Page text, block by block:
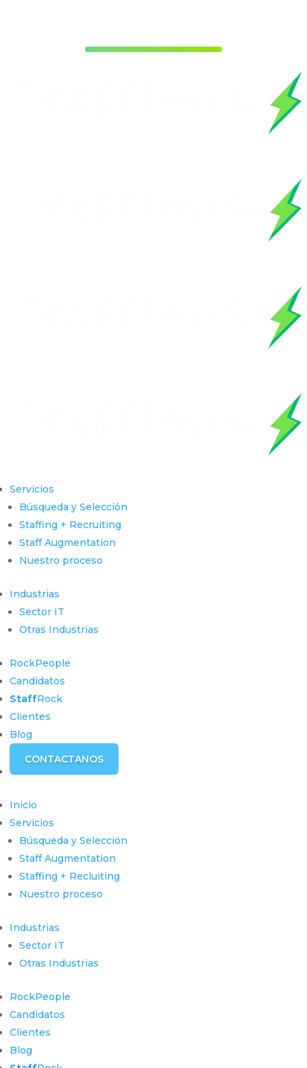
Servicios
Búsqueda y Selección
Staffing + Recruiting
Staff Augmentation
Nuestro proceso
Industrias
Sector IT
Otras Industrias
RockPeople
Candidatos
StaffRock
Clientes
Blog
CONTACTANOS
Inicio
Servicios
Búsqueda y Selección
Staff Augmentation
Staffing + Recluiting
Nuestro proceso
Industrias
Sector IT
Otras Industrias
RockPeople
Candidatos
Clientes
Blog